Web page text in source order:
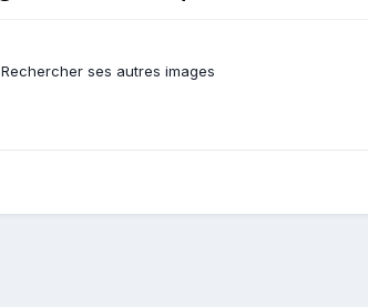
Rechercher ses autres images